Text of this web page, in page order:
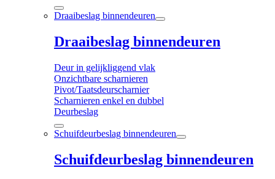
Draaibeslag binnendeuren
Draaibeslag binnendeuren
Deur in gelijkliggend vlak
Onzichtbare scharnieren
Pivot/Taatsdeurscharnier
Scharnieren enkel en dubbel
Deurbeslag
Schuifdeurbeslag binnendeuren
Schuifdeurbeslag binnendeuren